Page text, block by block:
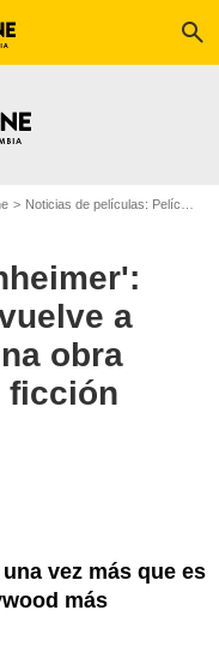
search
Noticias de películas: Película - ¿Sabías que...?
a
obra
ficción
vez más que es
más